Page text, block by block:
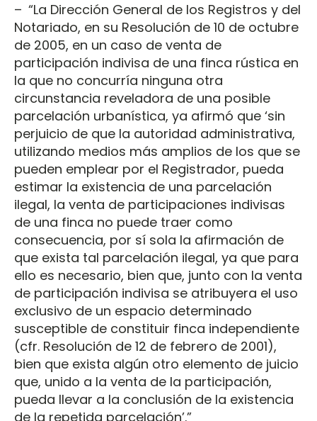
– “La Dirección General de los Registros y del
Notariado, en su Resolución de 10 de octubre
de 2005, en un caso de venta de
participación indivisa de una finca rústica en
la que no concurría ninguna otra
circunstancia reveladora de una posible
parcelación urbanística, ya afirmó que ‘sin
perjuicio de que la autoridad administrativa,
utilizando medios más amplios de los que se
pueden emplear por el Registrador, pueda
estimar la existencia de una parcelación
ilegal, la venta de participaciones indivisas
de una finca no puede traer como
consecuencia, por sí sola la afirmación de
que exista tal parcelación ilegal, ya que para
ello es necesario, bien que, junto con la venta
de participación indivisa se atribuyera el uso
exclusivo de un espacio determinado
susceptible de constituir finca independiente
(cfr. Resolución de 12 de febrero de 2001),
bien que exista algún otro elemento de juicio
que, unido a la venta de la participación,
pueda llevar a la conclusión de la existencia
de la repetida parcelación’.”